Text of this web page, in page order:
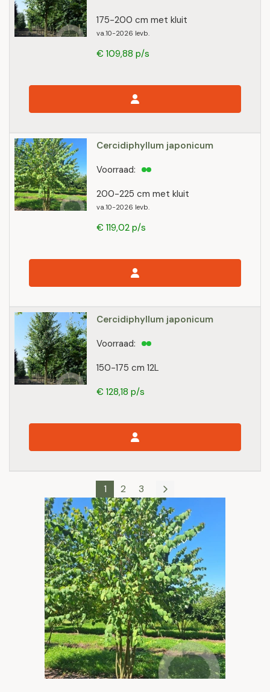
175-200 cm met kluit
va.10-2026 levb.
€ 109,88 p/s
Cercidiphyllum japonicum
200-225 cm met kluit
va.10-2026 levb.
Voorraad:
€ 119,02 p/s
Cercidiphyllum japonicum
150-175 cm 12L
Voorraad:
€ 128,18 p/s
1 2 3